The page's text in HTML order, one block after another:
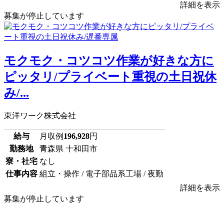
詳細を表示
募集が停止しています
モクモク・コツコツ作業が好きな方に
ピッタリ/プライベート重視の土日祝休
み/...
東洋ワーク株式会社
給与 月収例 196,928円
勤務地
青森県 十和田市
寮・社宅 なし
仕事内容 組立・操作 / 電子部品系工場 / 夜勤
詳細を表示
募集が停止しています